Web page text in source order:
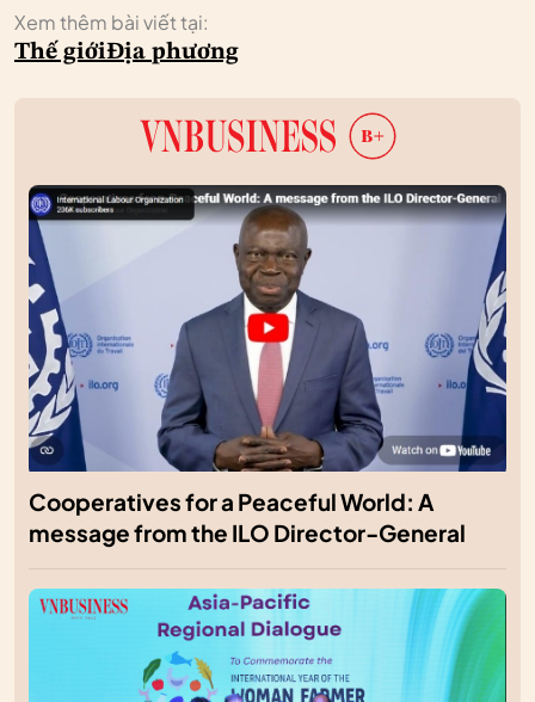
Xem thêm bài viết tại:
Thế giớiĐịa phương
Cooperatives for a Peaceful World: A
message from the ILO Director-General